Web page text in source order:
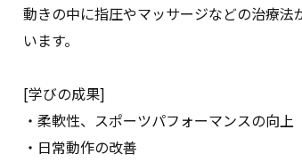
動きの中に指圧やマッサージなどの治療法
います。
[学びの成果]
・柔軟性、スポーツパフォーマンスの向上
・日常動作の改善